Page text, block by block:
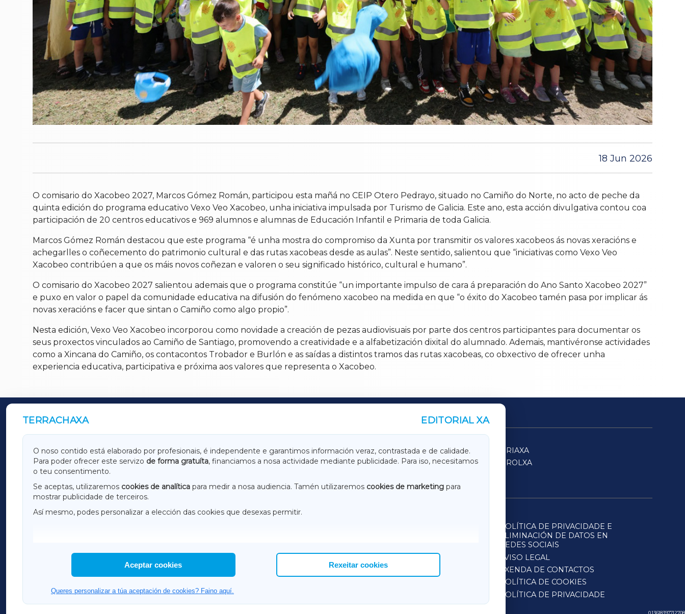
18 Jun 2026
O comisario do Xacobeo 2027, Marcos Gómez Román, participou esta mañá no CEIP Otero Pedrayo, situado no Camiño do Norte, no acto de peche da
quinta edición do programa educativo Vexo Veo Xacobeo, unha iniciativa impulsada por Turismo de Galicia. Este ano, esta acción divulgativa contou coa
participación de 20 centros educativos e 969 alumnos e alumnas de Educación Infantil e Primaria de toda Galicia.
Marcos Gómez Román destacou que este programa “é unha mostra do compromiso da Xunta por transmitir os valores xacobeos ás novas xeracións e
achegarlles o coñecemento do patrimonio cultural e das rutas xacobeas desde as aulas”. Neste sentido, salientou que “iniciativas como Vexo Veo
Xacobeo contribúen a que os máis novos coñezan e valoren o seu significado histórico, cultural e humano”.
O comisario do Xacobeo 2027 salientou ademais que o programa constitúe “un importante impulso de cara á preparación do Ano Santo Xacobeo 2027”
e puxo en valor o papel da comunidade educativa na difusión do fenómeno xacobeo na medida en que “o éxito do Xacobeo tamén pasa por implicar ás
novas xeracións e facer que sintan o Camiño como algo propio”.
Nesta edición, Vexo Veo Xacobeo incorporou como novidade a creación de pezas audiovisuais por parte dos centros participantes para documentar os
seus proxectos vinculados ao Camiño de Santiago, promovendo a creatividade e a alfabetización dixital do alumnado. Ademais, mantivéronse actividades
como a Xincana do Camiño, os contacontos Trobador e Burlón e as saídas a distintos tramos das rutas xacobeas, co obxectivo de ofrecer unha
experiencia educativa, participativa e próxima aos valores que representa o Xacobeo.
TERRACHAXA EDITORIAL XA
O noso contido está elaborado por profesionais, é independente e garantimos información veraz, contrastada e de calidade.
Para poder ofrecer este servizo de forma gratuíta, financiamos a nosa actividade mediante publicidade. Para iso, necesitamos
o teu consentimento.
Se aceptas, utilizaremos cookies de analítica para medir a nosa audiencia. Tamén utilizaremos cookies de marketing para
mostrar publicidade de terceiros.
Así mesmo, podes personalizar a elección das cookies que desexas permitir.
Aceptar cookies Rexeitar cookies
Queres personalizar a túa aceptación de cookies? Faino aquí.
0.13618397712708
OUTROS PERIÓDICOS
GALICIAXA LUGOXA TERRACHAXA
SARRIAXA
AMARIÑAXA
RIBEIRASACRAXA ACORUÑAXA
FERROLXA
OURENSEXA
HEMEROTECA
POLÍTICA DE PRIVACIDADE E
ELIMINACIÓN DE DATOS EN
REDES SOCIAIS
AVISO LEGAL
AXENDA DE CONTACTOS
POLÍTICA DE COOKIES
POLÍTICA DE PRIVACIDADE